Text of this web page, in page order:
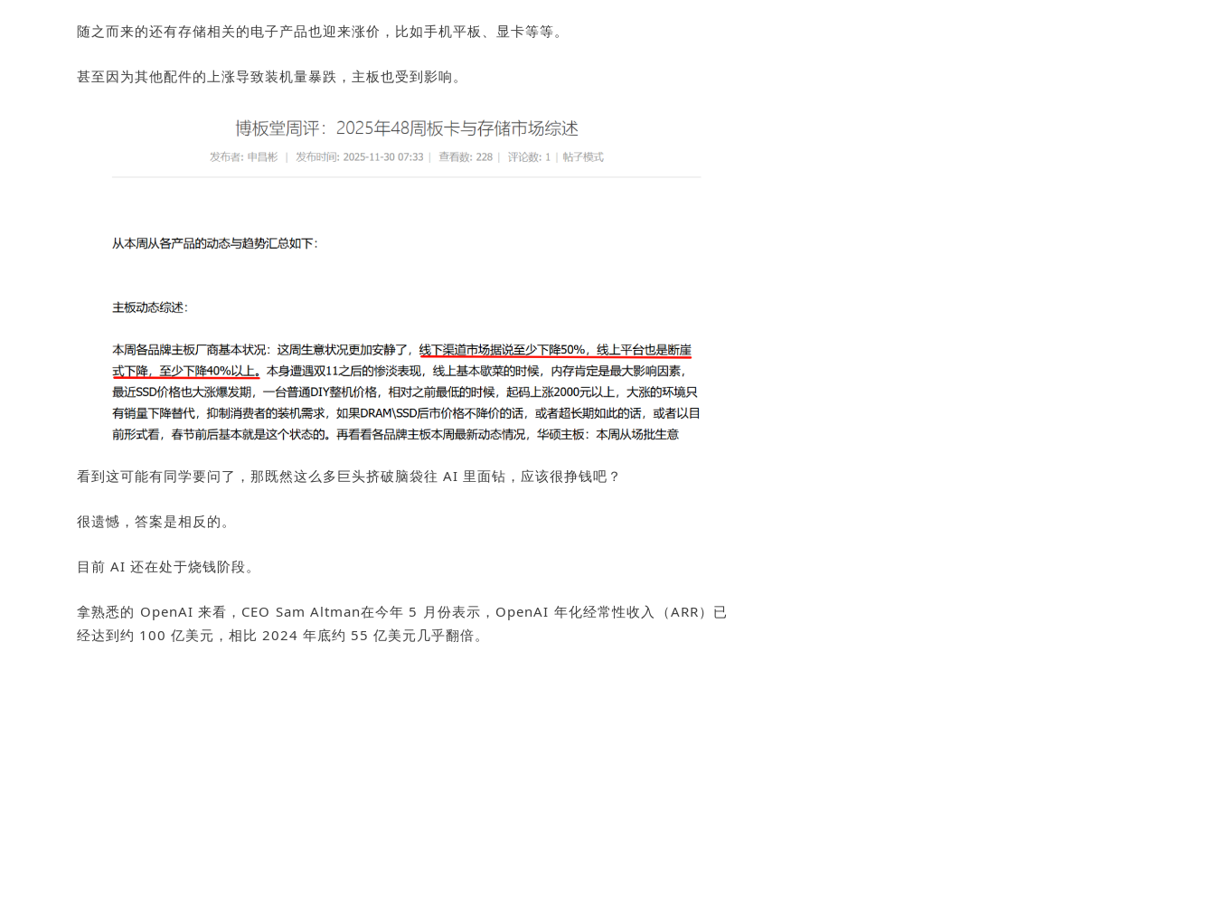
随之而来的还有存储相关的电子产品也迎来涨价，比如手机平板、显卡等等。
甚至因为其他配件的上涨导致装机量暴跌，主板也受到影响。
看到这可能有同学要问了，那既然这么多巨头挤破脑袋往 AI 里面钻，应该很挣钱吧？
很遗憾，答案是相反的。
目前 AI 还在处于烧钱阶段。
拿熟悉的 OpenAI 来看， CEO Sam Altman在今年 5 月份表示， OpenAI 年化经常性收入（ARR）已
经达到约 100 亿美元，相比 2024 年底约 55 亿美元几乎翻倍。